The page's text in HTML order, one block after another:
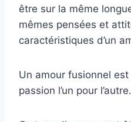
être sur la même
mêmes pensées et
caractéristiques d’un
Un amour fusionnel
passion l’un pour l’autre.